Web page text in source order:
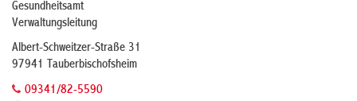
Gesundheitsamt
Verwaltungsleitung
Albert-Schweitzer-Straße 31
97941 Tauberbischofsheim
09341/82-5590